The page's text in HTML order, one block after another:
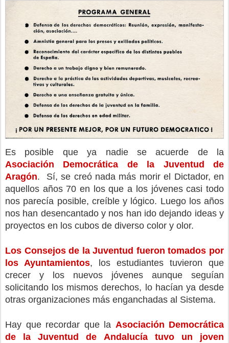
Asociación Democrática de la Juventud de
Aragón.  Sí, se creó nada más morir el Dictador, en
aquellos años 70 en los que a los jóvenes casi todo
nos parecía posible, creíble y lógico. Luego los años
nos han desencantado y nos han ido dejando ideas y
proyectos en los cubos de diverso color y olor.
Los Consejos de la Juventud fueron tomados por
los Ayuntamientos, los estudiantes tuvieron que
crecer y los nuevos jóvenes aunque seguían
solicitando los mismos derechos, lo hacían ya desde
otras organizaciones más enganchadas al Sistema.
Hay que recordar que la Asociación Democrática
de la Juventud de Andalucía tuvo un joven